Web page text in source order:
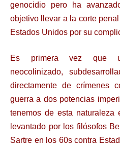
genocidio pero ha
objetivo llevar a la corte
Estados Unidos por su
Es primera vez que
neocolinizado,
directamente de crímenes
guerra a dos potencias
tenemos de esta naturaleza
levantado por los filósofos
Sartre en los 60s contra